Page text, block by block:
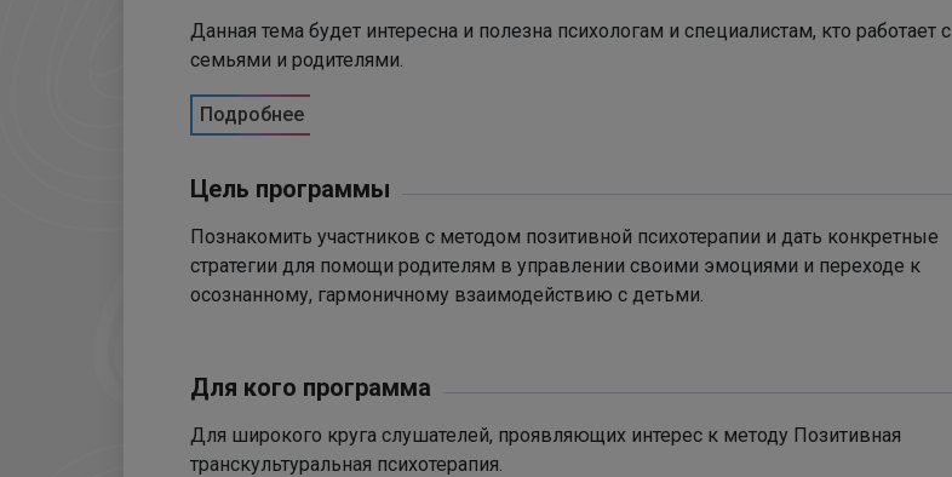
Данная тема будет интересна и полезна психологам и специалистам, кто работает с
семьями и родителями.
Подробнее
Цель программы
Познакомить участников с методом позитивной психотерапии и дать конкретные
стратегии для помощи родителям в управлении своими эмоциями и переходе к
осознанному, гармоничному взаимодействию с детьми.
Для кого программа
Для широкого круга слушателей, проявляющих интерес к методу Позитивная
транскультуральная психотерапия.